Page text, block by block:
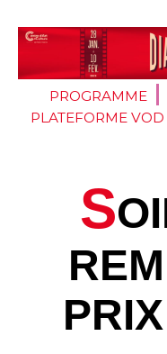
PROGRAMME
PLATEFORME VOD
S